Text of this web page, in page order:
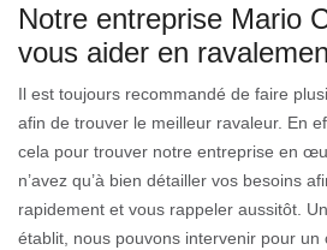
Notre entreprise Mario
vous aider en
Il est toujours recommandé de faire
afin de trouver le meilleur ravaleur. En
cela pour trouver notre entreprise en
n’avez qu’à bien détailler vos besoins
rapidement et vous rappeler aussitôt.
établit, nous pouvons intervenir pour un